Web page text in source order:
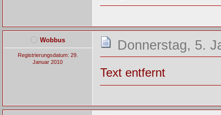
Wobbus
Registrierungsdatum: 29.
Januar 2010
Donnerstag, 5.
Text entfernt